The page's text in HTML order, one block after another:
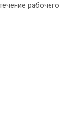
рабочего